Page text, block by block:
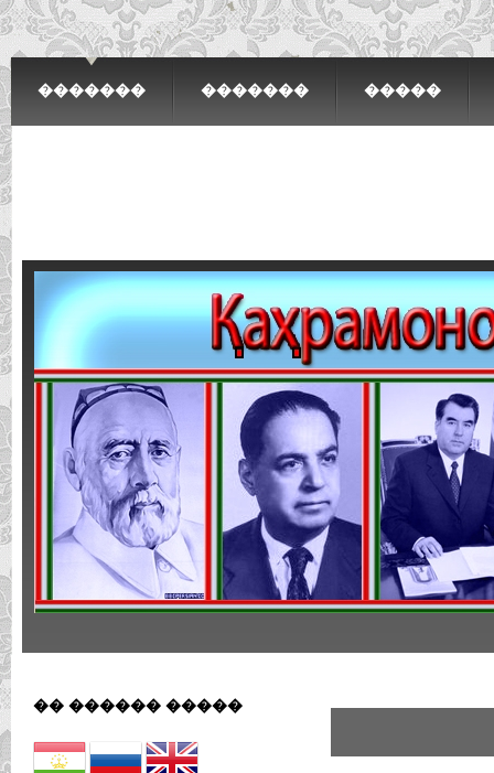
������� ������� �����
�� ������ �����